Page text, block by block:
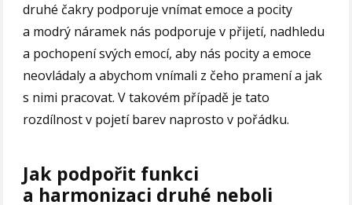
druhé čakry podporuje vnímat emoce a pocity
a modrý náramek nás podporuje v přijetí, nadhledu
a pochopení svých emocí, aby nás pocity a emoce
neovládaly a abychom vnímali z čeho pramení a jak
s nimi pracovat. V takovém případě je tato
rozdílnost v pojetí barev naprosto v pořádku.
Jak podpořit funkci
a harmonizaci druhé neboli